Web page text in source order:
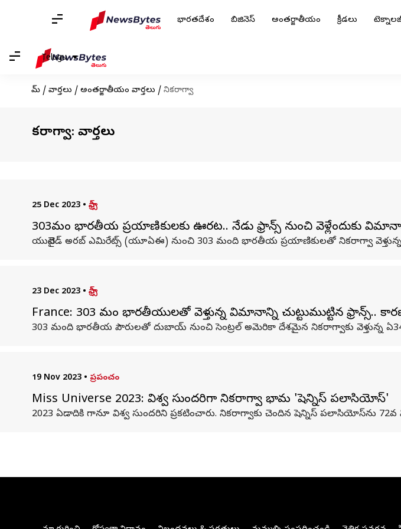
భారతదేశం బిజినెస్ అంతర్జాతీయం క్రీడలు
Telugu
హోమ్ / వార్తలు / అంతర్జాతీయం వార్తలు / నికరాగ్వా
నికరాగ్వా: వార్తలు
25 Dec 2023 • ఫ్రాన్స్
303మంది భారతీయ ప్రయాణికులకు ఊరట.. నేడు ఫ్రాన్స్‌ నుంచి వెళ్లేందుకు
యునైటెడ్ అరబ్ ఎమిరేట్స్ (యూఏఈ) నుంచి 303 మంది భారతీయ ప్రయాణికులతో నికరాగ్వా
23 Dec 2023 • ఫ్రాన్స్
France: 303 మంది భారతీయులతో వెళ్తున్న విమానాన్ని చుట్టుముట్టిన ఫ్రాన్స్..
303 మంది భారతీయ పౌరులతో దుబాయ్ నుంచి సెంట్రల్ అమెరికా దేశమైన నికరాగ్వాకు వెళ్తున్న
19 Nov 2023 • ప్రపంచం
Miss Universe 2023: విశ్వ సుందరిగా నికరాగ్వా భామ 'షెన్నిస్ పలాసియోస్'
2023 ఏడాదికి గానూ విశ్వ సుందరిని ప్రకటించారు. నికరాగ్వాకు చెందిన షెన్నిస్ పలాసియోస్‌ను